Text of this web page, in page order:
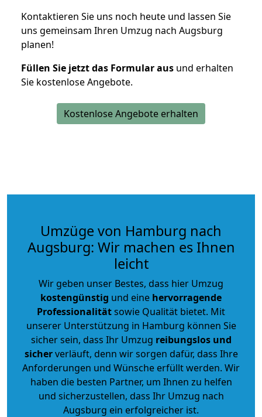
Kontaktieren Sie uns noch heute und lassen Sie
uns gemeinsam Ihren Umzug nach Augsburg
planen!
Füllen Sie jetzt das Formular aus und erhalten
Sie kostenlose Angebote.
Kostenlose Angebote erhalten
Umzüge von Hamburg nach
Augsburg: Wir machen es Ihnen
leicht
Wir geben unser Bestes, dass hier Umzug
kostengünstig und eine hervorragende
Professionalitätsowie Qualität bietet. Mit
unserer Unterstützung in Hamburg können Sie
sicher sein, dass Ihr Umzug reibungslos und
sicherverläuft, denn wir sorgen dafür, dass Ihre
Anforderungen und Wünsche erfüllt werden. Wir
haben die besten Partner, um Ihnen zu helfen
und sicherzustellen, dass Ihr Umzug nach
Augsburg ein erfolgreicher ist.